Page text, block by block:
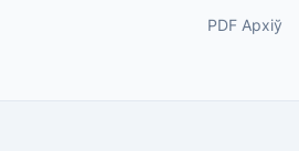
PDF Архіў